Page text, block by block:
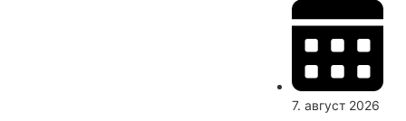
7. август 2026